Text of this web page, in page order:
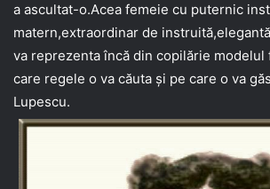
a ascultat-o.Acea femeie cu puternic
matern,extraordinar de
va reprezenta încă din copilărie modelul
care regele o va căuta și pe care o va
Lupescu.